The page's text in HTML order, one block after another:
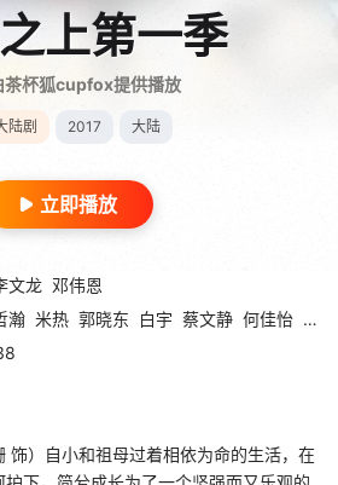
上第一季
茶杯狐cupfox提供播放
陆剧 2017 大陆
立即播放
文龙 邓伟恩
瀚 米热 郭晓东 白宇 蔡文静 何佳怡 何
）自小和祖母过着相依为命的生活，在